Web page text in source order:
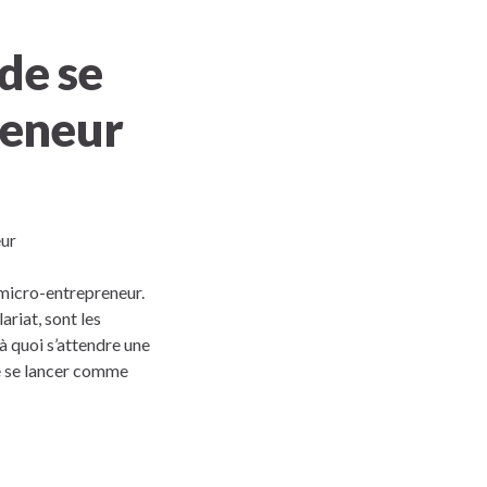
se
entrepreneur.
sont les
s’attendre une
lancer comme